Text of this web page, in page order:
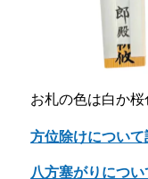
お札の色は白か桜
方位除けについて
八方塞がりにつ